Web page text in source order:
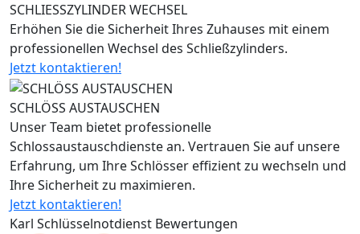
SCHLIESSZYLINDER WECHSEL
Erhöhen Sie die Sicherheit Ihres Zuhauses mit einem
professionellen Wechsel des Schließzylinders.
Jetzt kontaktieren!
SCHLÖSS AUSTAUSCHEN
Unser Team bietet professionelle
Schlossaustauschdienste an. Vertrauen Sie auf unsere
Erfahrung, um Ihre Schlösser effizient zu wechseln und
Ihre Sicherheit zu maximieren.
Jetzt kontaktieren!
Karl Schlüsselnotdienst Bewertungen